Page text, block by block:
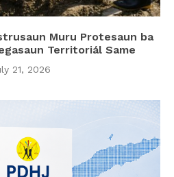
Muru Protesaun ba
Territoriál Same
21, 2026